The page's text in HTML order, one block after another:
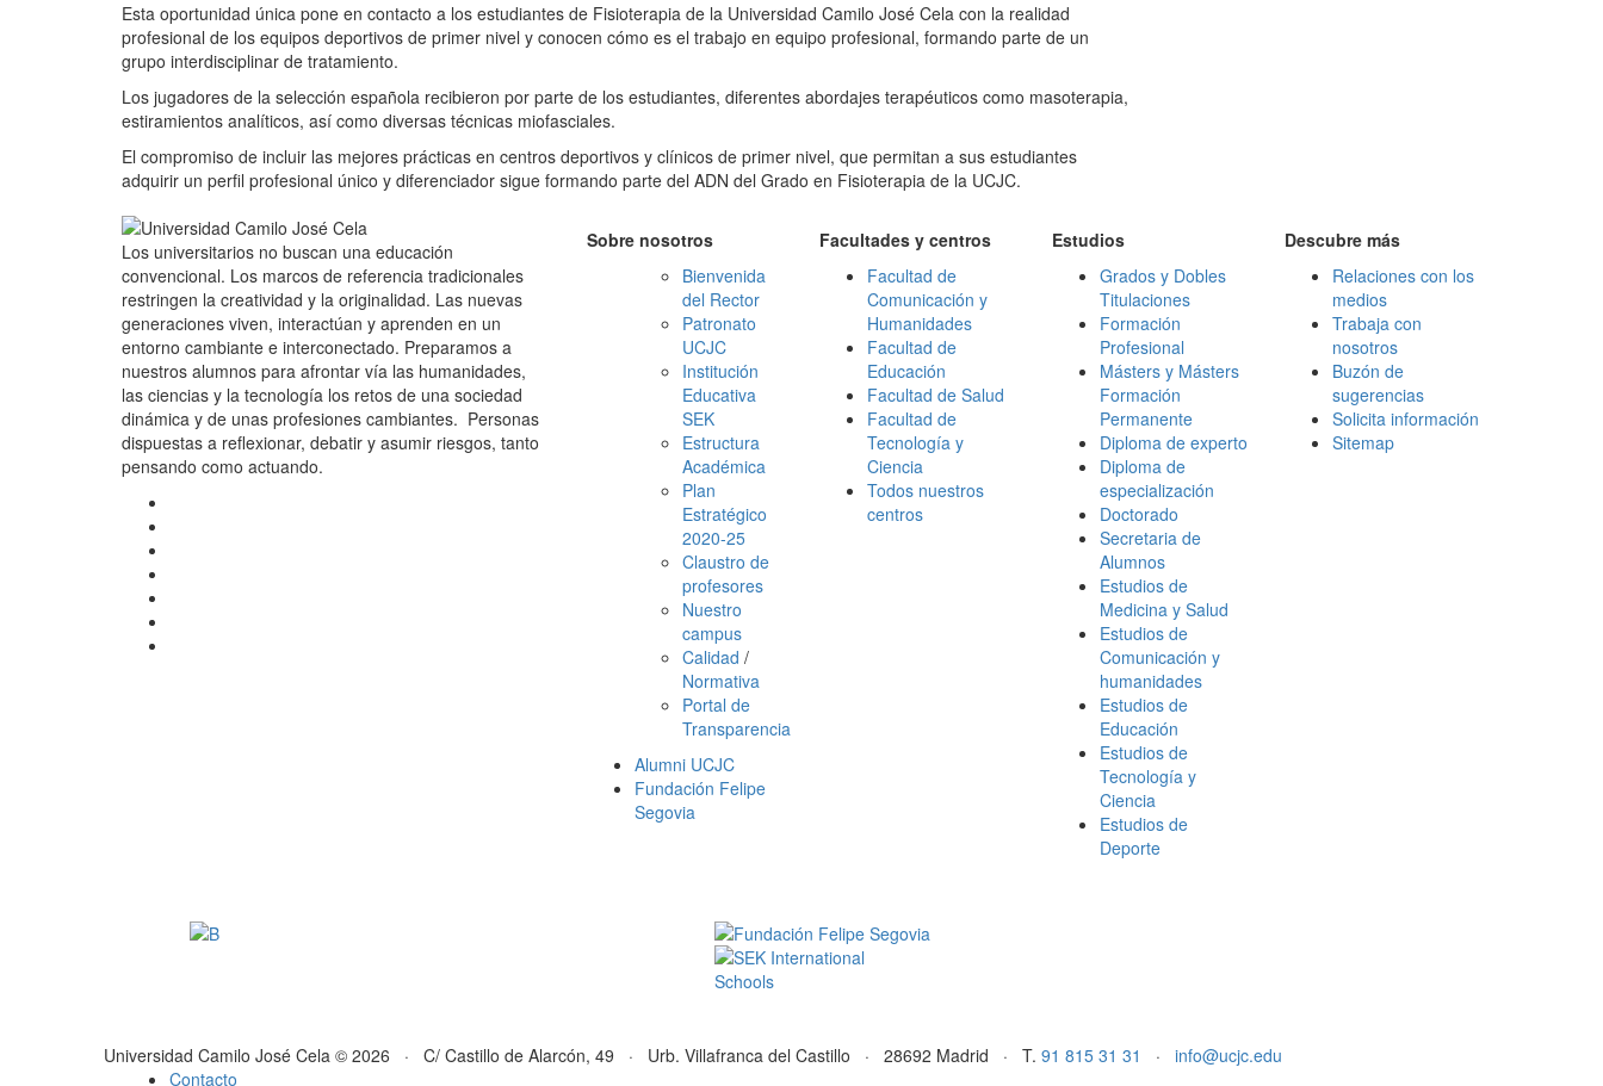
Esta oportunidad única pone en contacto a los estudiantes de Fisioterapia de la Universidad Camilo José Cela con la realidad
profesional de los equipos deportivos de primer nivel y conocen cómo es el trabajo en equipo profesional, formando parte de un
grupo interdisciplinar de tratamiento.
Los jugadores de la selección española recibieron por parte de los estudiantes, diferentes abordajes terapéuticos como masoterapia,
estiramientos analíticos, así como diversas técnicas miofasciales.
El compromiso de incluir las mejores prácticas en centros deportivos y clínicos de primer nivel, que permitan a sus estudiantes
adquirir un perfil profesional único y diferenciador sigue formando parte del ADN del Grado en Fisioterapia de la UCJC.
Los universitarios no buscan una educación
convencional. Los marcos de referencia tradicionales
restringen la creatividad y la originalidad. Las nuevas
generaciones viven, interactúan y aprenden en un
entorno cambiante e interconectado. Preparamos a
nuestros alumnos para afrontar vía las humanidades,
las ciencias y la tecnología los retos de una sociedad
dinámica y de unas profesiones cambiantes. Personas
dispuestas a reflexionar, debatir y asumir riesgos, tanto
pensando como actuando.
Sobre nosotros
Bienvenida
del Rector
Patronato
UCJC
Institución
Educativa
SEK
Estructura
Académica
Plan
Estratégico
2020-25
Claustro de
profesores
Nuestro
campus
Calidad /
Normativa
Portal de
Transparencia
Alumni UCJC
Fundación Felipe
Segovia
Facultades y centros
Facultad de
Comunicación y
Humanidades
Facultad de
Educación
Facultad de Salud
Facultad de
Tecnología y
Ciencia
Todos nuestros
centros
Estudios
Grados y Dobles
Titulaciones
Formación
Profesional
Másters y Másters
Formación
Permanente
Diploma de experto
Diploma de
especialización
Doctorado
Secretaria de
Alumnos
Estudios de
Medicina y Salud
Estudios de
Comunicación y
humanidades
Estudios de
Educación
Estudios de
Tecnología y
Ciencia
Estudios de
Deporte
Descubre más
Relaciones con los
medios
Trabaja con
nosotros
Buzón de
sugerencias
Solicita información
Sitemap
Universidad Camilo José Cela © 2026 · C/ Castillo de Alarcón, 49 · Urb. Villafranca del Castillo · 28692 Madrid · T. 91 815 31 31 · info@ucjc.edu
Contacto